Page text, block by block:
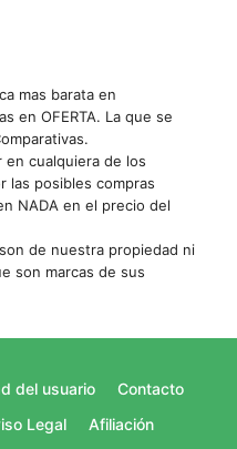
mas barata en
en OFERTA. La que se
en cualquiera de los
las posibles compras
NADA en el precio del
de nuestra propiedad ni
son marcas de sus
del usuario
Contacto
Legal Afiliación